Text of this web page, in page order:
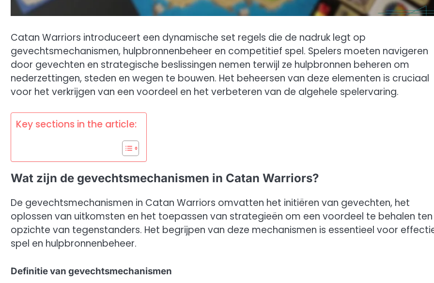
Catan Warriors introduceert een dynamische set regels die de nadruk legt op
gevechtsmechanismen, hulpbronnenbeheer en competitief spel. Spelers moeten navigeren
door gevechten en strategische beslissingen nemen terwijl ze hulpbronnen beheren om
nederzettingen, steden en wegen te bouwen. Het beheersen van deze elementen is cruciaal
voor het verkrijgen van een voordeel en het verbeteren van de algehele spelervaring.
Key sections in the article:
Wat zijn de gevechtsmechanismen in Catan Warriors?
De gevechtsmechanismen in Catan Warriors omvatten het initiëren van gevechten, het
oplossen van uitkomsten en het toepassen van strategieën om een voordeel te behalen ten
opzichte van tegenstanders. Het begrijpen van deze mechanismen is essentieel voor
spel en hulpbronnenbeheer.
Definitie van gevechtsmechanismen